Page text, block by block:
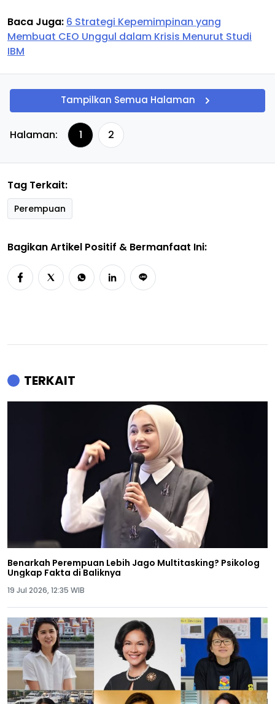
Baca Juga: 6 Strategi Kepemimpinan yang
Membuat CEO Unggul dalam Krisis Menurut Studi
IBM
Tampilkan Semua Halaman
Halaman: 1 2
Tag Terkait:
Perempuan
Bagikan Artikel Positif & Bermanfaat Ini:
TERKAIT
Benarkah Perempuan Lebih Jago Multitasking? Psikolog
Ungkap Fakta di Baliknya
19 Jul 2026, 12:35 WIB